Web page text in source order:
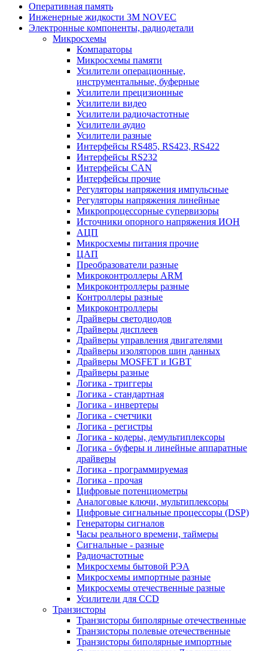
Оперативная память
Инженерные жидкости 3M NOVEC
Электронные компоненты, радиодетали
Микросхемы
Компараторы
Микросхемы памяти
Усилители операционные,
инструментальные, буферные
Усилители прецизионные
Усилители видео
Усилители радиочастотные
Усилители аудио
Усилители разные
Интерфейсы RS485, RS423, RS422
Интерфейсы RS232
Интерфейсы CAN
Интерфейсы прочие
Регуляторы напряжения импульсные
Регуляторы напряжения линейные
Микропроцессорные супервизоры
Источники опорного напряжения ИОН
АЦП
Микросхемы питания прочие
ЦАП
Преобразователи разные
Микроконтроллеры ARM
Микроконтроллеры разные
Контроллеры разные
Микроконтроллеры
Драйверы светодиодов
Драйверы дисплеев
Драйверы управления двигателями
Драйверы изоляторов шин данных
Драйверы MOSFET и IGBT
Драйверы разные
Логика - триггеры
Логика - стандартная
Логика - инвертеры
Логика - счетчики
Логика - регистры
Логика - кодеры, демультиплексоры
Логика - буферы и линейные аппаратные
драйверы
Логика - программируемая
Логика - прочая
Цифровые потенциометры
Аналоговые ключи, мультиплексоры
Цифровые сигнальные процессоры (DSP)
Генераторы сигналов
Часы реального времени, таймеры
Сигнальные - разные
Радиочастотные
Микросхемы бытовой РЭА
Микросхемы импортные разные
Микросхемы отечественные разные
Усилители для CCD
Транзисторы
Транзисторы биполярные отечественные
Транзисторы полевые отечественные
Транзисторы биполярные импортные